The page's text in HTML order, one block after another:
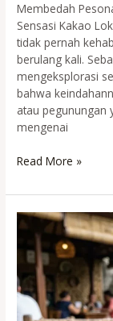
Membedah
Sensasi Kakao
tidak pernah
berulang kali.
mengeksplorasi
bahwa
atau pegunungan
mengenai
Cokelat
Authentic
(Pod
Chocolate):
Sensasi
Kakao
Lokal
Kualitas
Dunia
Read More »